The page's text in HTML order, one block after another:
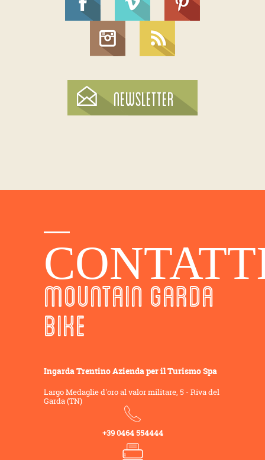
MOUNTAIN GARDA
BIKE
Ingarda Trentino Azienda per il Turismo Spa
Largo Medaglie d'oro al valor militare, 5 - Riva del
Garda (TN)
+39 0464 554444